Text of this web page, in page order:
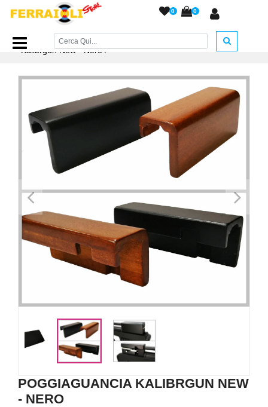
0 0
Home Page/RICAMBI/Ricambi Vari A.C./Poggiaguancia
Kalibrgun New - Nero/
< >
POGGIAGUANCIA KALIBRGUN NEW
- NERO